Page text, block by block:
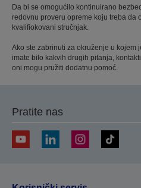
Da bi se omogućilo kontinuirano
redovnu proveru opreme koju treba da
kvalifiokovani stručnjak.
Ako ste zabrinuti za okruženje u kojem
imate bilo kakvih drugih pitanja,
oni mogu pružiti dodatnu pomoć.
Pratite nas